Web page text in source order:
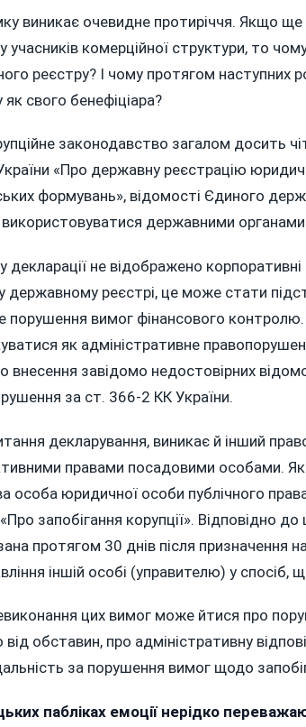
виникає очевидне протиріччя. Якщо
учасників комерційної структури, то
реєстру? І чому протягом наступних
свого бенефіціара?
законодавство загалом досить
«Про державну реєстрацію
формувань», відомості Єдиного
державними органами
декларації не відображено
державному реєстрі, це може стати
порушення вимог фінансового
як адміністративне
внесення завідомо недостовірних
за ст. 366-2 КК України.
декларування, виникає й інший
правами посадовими особами.
особа юридичної особи публічного
запобігання корупції». Відповідно
протягом 30 днів після
іншій особі (управителю) у
цих вимог може йтися про
обставин, про адміністративну
за порушення вимог щодо
пабліках емоції нерідко